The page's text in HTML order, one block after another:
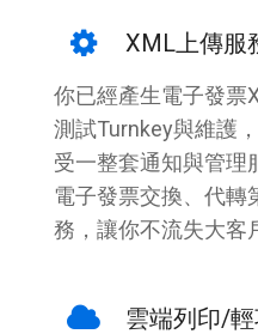
XML上傳服
你已經產生電子發票
測試Turnkey與維護
受一整套通知與管理
電子發票交換、代轉
務，讓你不流失大客
雲端列印/